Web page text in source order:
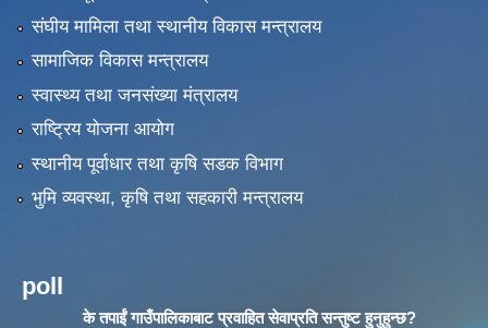
संघीय मामिला तथा स्थानीय विकास मन्त्रालय
सामाजिक विकास मन्त्रालय
स्वास्थ्य तथा जनसंख्या मंत्रालय
राष्ट्रिय योजना आयोग
स्थानीय पूर्वाधार तथा कृषि सडक विभाग
भुमि व्यवस्था, कृषि तथा सहकारी मन्त्रालय
poll
के तपाईं गाउँपालिकाबाट प्रवाहित सेवाप्रति सन्तुष्ट हुनुहुन्छ?